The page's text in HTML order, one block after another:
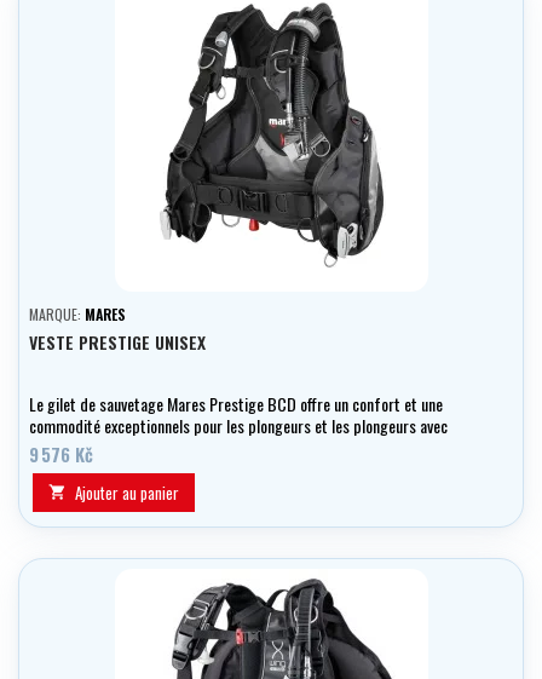
MARQUE: MARES
VESTE PRESTIGE UNISEX
Le gilet de sauvetage Mares Prestige BCD offre un confort et une
commodité exceptionnels pour les plongeurs et les plongeurs avec
tuba.
9 576 Kč
 Ajouter au panier